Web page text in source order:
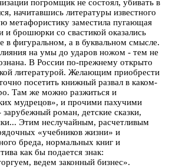
погромщик не состоял, убивать в
начитавшись литературы известного
метафористику заместила пугающая
и брошюрки со свастикой оказались
фигуральном, а в буквальном смысле.
на умы до ударов ножом - тем не
В России по-прежнему открыто
литературой. Желающим приобрести
посетить книжный развал в каком-
Там же можно разжиться и
мудрецов», и прочими пахучими
роман, детские сказки,
Этим неслучайным, расчетливым
«учебников жизни» и
бреда, нормальных книг и
как бы подается знак:
ведем законный бизнес».